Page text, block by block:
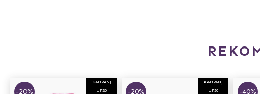
KAMPANJ
UP20
-20%
KAMPANJ
UP20
-20% -40%